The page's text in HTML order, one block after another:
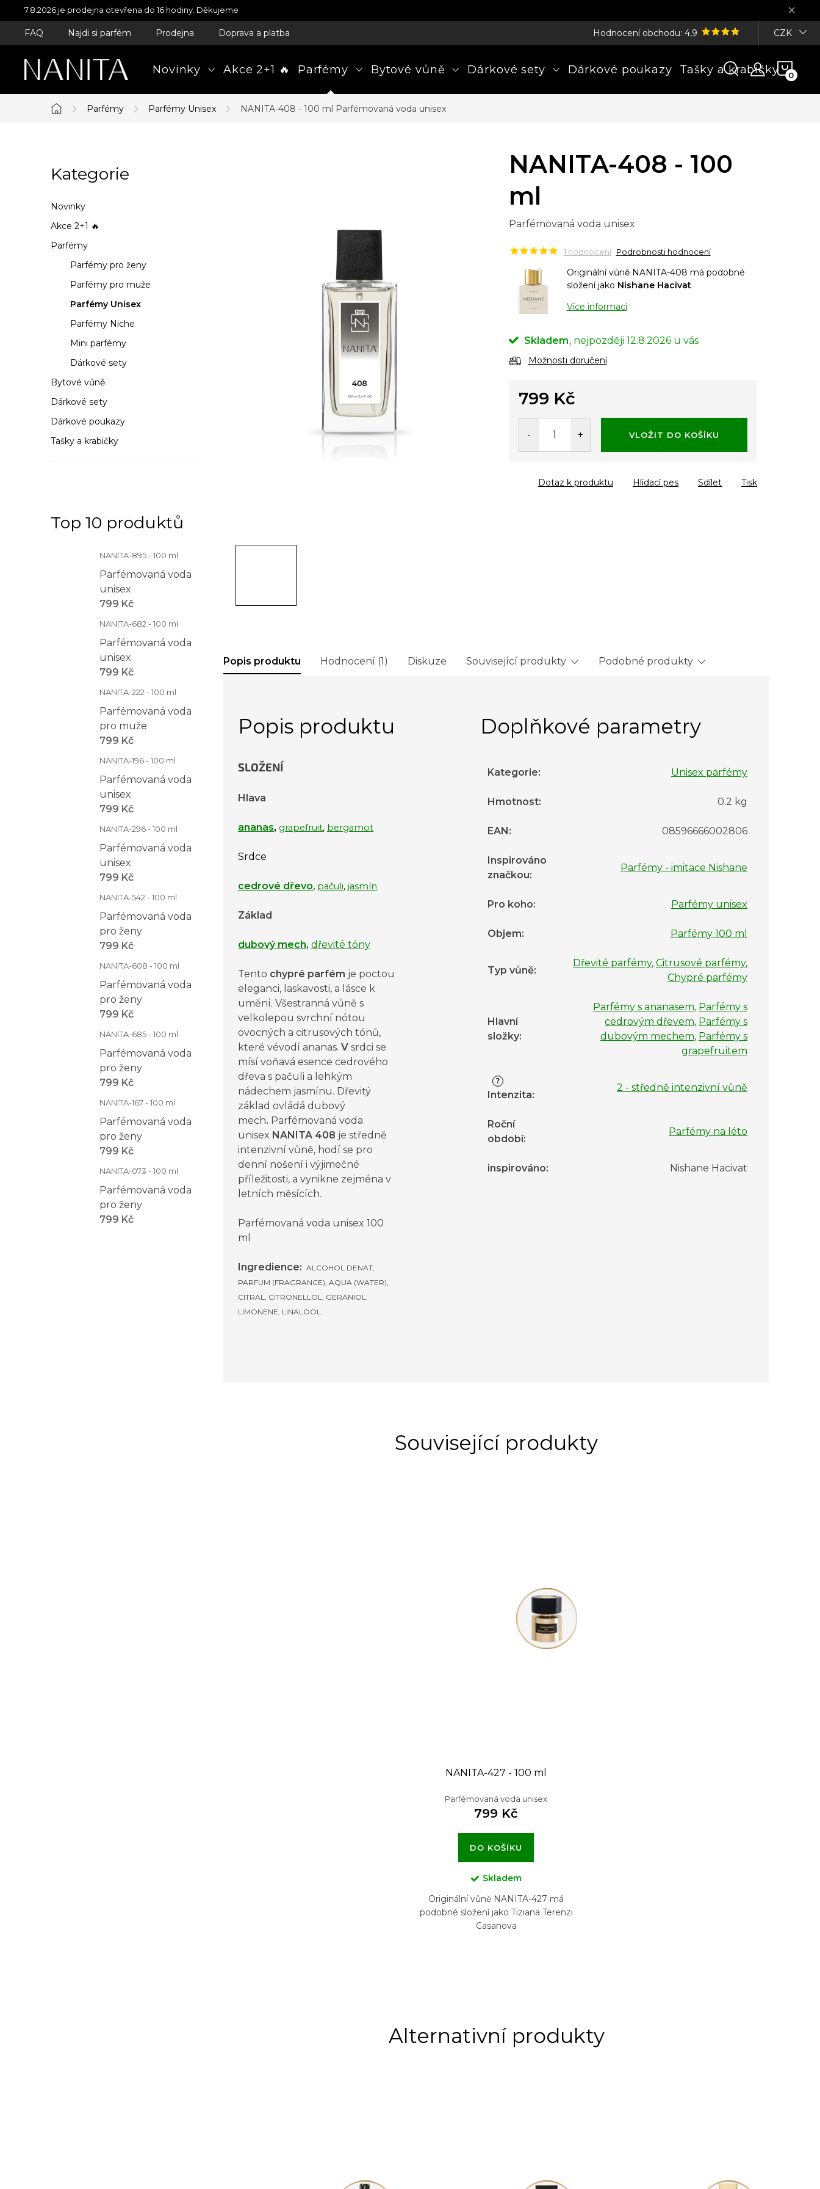
Přejít
na
obsah
7.8.2026 je prodejna otevřena do 16 hodiny. Děkujeme
FAQ Najdi si parfém Prodejna Doprava a platba Hodnocení obchodu: 4,9 CZK
Novinky Akce 2+1 🔥 Parfémy Bytové vůně Dárkové sety Dárkové poukazy Tašky a krabičky
Domů
Parfémy Parfémy Unisex NANITA-408 - 100 ml Parfémovaná voda unisex
o
s
t
r
p
a
n
e
Přeskočit
kategorie
Kategorie
Novinky
Akce 2+1 🔥
Parfémy
Parfémy pro ženy
Parfémy pro muže
Parfémy Unisex
Parfémy Niche
Mini parfémy
Dárkové sety
Bytové vůně
Dárkové sety
Dárkové poukazy
Tašky a krabičky
Top 10 produktů
NANITA-895 - 100 ml
Parfémovaná voda
unisex
799 Kč
NANITA-682 - 100 ml
Parfémovaná voda
unisex
799 Kč
NANITA-222 - 100 ml
Parfémovaná voda
pro muže
799 Kč
NANITA-196 - 100 ml
Parfémovaná voda
unisex
799 Kč
NANITA-296 - 100 ml
Parfémovaná voda
unisex
799 Kč
NANITA-542 - 100 ml
Parfémovaná voda
pro ženy
799 Kč
NANITA-608 - 100 ml
Parfémovaná voda
pro ženy
799 Kč
NANITA-685 - 100 ml
Parfémovaná voda
pro ženy
799 Kč
NANITA-167 - 100 ml
Parfémovaná voda
pro ženy
799 Kč
NANITA-073 - 100 ml
Parfémovaná voda
pro ženy
799 Kč
NANITA-408 - 100
ml
Parfémovaná voda unisex
1 hodnocení Podrobnosti hodnocení
Originální vůně NANITA-408 má podobné
složení jako Nishane Hacivat
Více informací
Skladem 12.8.2026
Možnosti doručení
799 Kč
VLOŽIT DO KOŠÍKU
Tisk
Dotaz k produktu Hlídací pes Sdílet
Popis produktu Hodnocení (1) Diskuze Související produkty Podobné produkty
Popis produktu
SLOŽENÍ
Hlava
ananas, grapefruit, bergamot
Srdce
cedrové dřevo, pačuli, jasmín
Základ
dubový mech, dřevité tóny
Tento chypré parfém je poctou
eleganci, laskavosti, a lásce k
umění. Všestranná vůně s
velkolepou svrchní nótou
ovocných a citrusových tónů,
které vévodí ananas. V srdci se
mísí voňavá esence cedrového
dřeva s pačuli a lehkým
nádechem jasmínu. Dřevitý
základ ovládá dubový
mech. Parfémovaná voda
unisex NANITA 408 je středně
intenzivní vůně, hodí se pro
denní nošení i výjimečné
příležitosti, a vynikne zejména v
letních měsících.
Parfémovaná voda unisex 100
ml
Ingredience: ALCOHOL DENAT,
PARFUM (FRAGRANCE), AQUA (WATER),
CITRAL, CITRONELLOL, GERANIOL,
LIMONENE, LINALOOL.
Doplňkové parametry
Kategorie: Unisex parfémy
Hmotnost: 0.2 kg
EAN : 08596666002806
Inspirováno
značkou:
Parfémy - imitace Nishane
Pro koho: Parfémy unisex
Objem: Parfémy 100 ml
Typ vůně:
Dřevité parfémy, Citrusové parfémy,
Chypré parfémy
Hlavní
složky:
Parfémy s ananasem, Parfémy s
cedrovým dřevem, Parfémy s
dubovým mechem, Parfémy s
grapefruitem
?
Intenzita:
2 - středně intenzivní vůně
Roční
období:
Parfémy na léto
inspirováno: Nishane Hacivat
Související produkty
NANITA-427 - 100 ml
Parfémovaná voda unisex
799 Kč
DO KOŠÍKU
Skladem
Originální vůně NANITA-427 má
podobné složení jako Tiziana Terenzi
Casanova